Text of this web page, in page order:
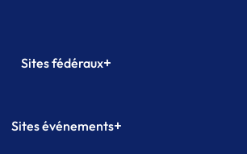
Sites fédéraux+
Plateforme Formation
Sites événements+